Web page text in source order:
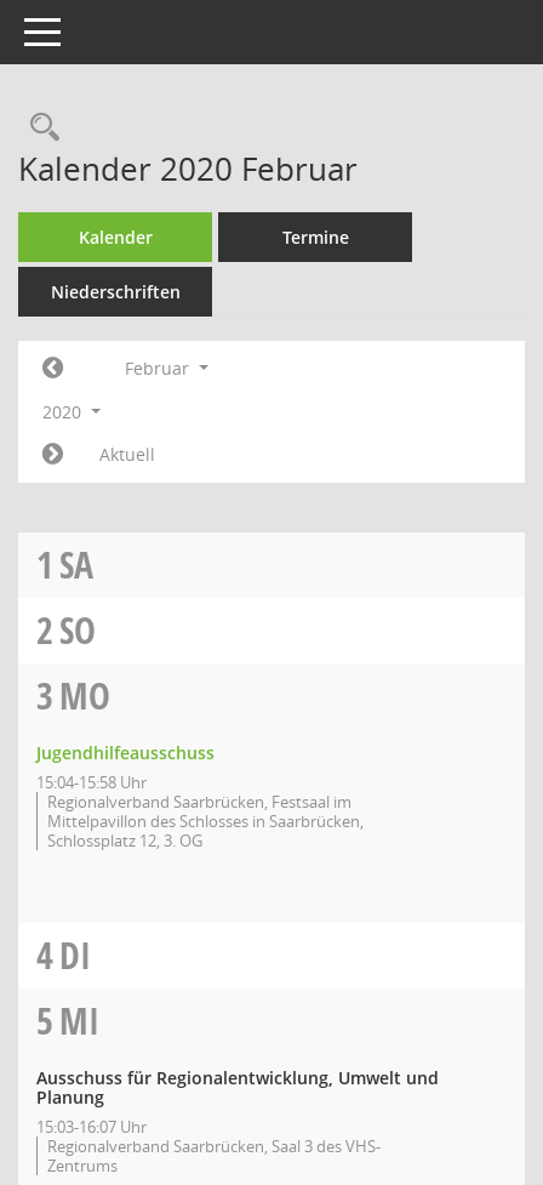
Toggle navigation
Rechercheauswahl
Kalender 2020 Februar
Kalender Termine
Niederschriften
Februar
2020
Aktuell
1 SA
2SO
3MO
Jugendhilfeausschuss
15:04-15:58 Uhr
Regionalverband Saarbrücken, Festsaal im
Mittelpavillon des Schlosses in Saarbrücken,
Schlossplatz 12, 3. OG
4DI
5MI
Ausschuss für Regionalentwicklung, Umwelt und
Planung
15:03-16:07 Uhr
Regionalverband Saarbrücken, Saal 3 des VHS-
Zentrums